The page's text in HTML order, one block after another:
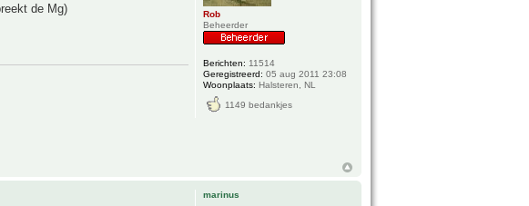
de Mg)
Rob
Beheerder
Berichten: 11514
Geregistreerd: 05 aug 2011 23:08
Woonplaats: Halsteren, NL
1149 bedankjes
marinus